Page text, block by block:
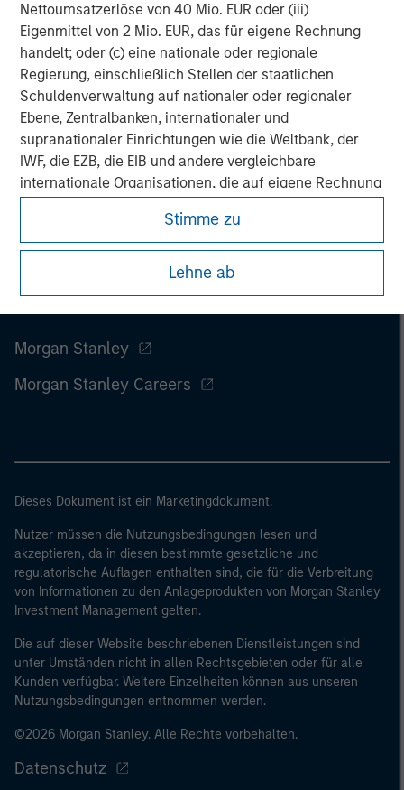
Nettoumsatzerlöse von 40 Mio. EUR oder (iii)
Eigenmittel von 2 Mio. EUR, das für eigene Rechnung
handelt; oder (c) eine nationale oder regionale
Regierung, einschließlich Stellen der staatlichen
Schuldenverwaltung auf nationaler oder regionaler
Ebene, Zentralbanken, internationaler und
supranationaler Einrichtungen wie die Weltbank, der
IWF, die EZB, die EIB und andere vergleichbare
internationale Organisationen, die auf eigene Rechnung
Bitte beachten Sie, dass die Definition eines
professionellen Anlegers von der Definition der
Stimme zu
Lehne ab
Morgan Stanley
Morgan Stanley Careers
Dieses Dokument ist ein Marketingdokument.
Nutzer müssen die Nutzungsbedingungen lesen und
akzeptieren, da in diesen bestimmte gesetzliche und
regulatorische Auflagen enthalten sind, die für die Verbreitung
von Informationen zu den Anlageprodukten von Morgan Stanley
Investment Management gelten.
Die auf dieser Website beschriebenen Dienstleistungen sind
unter Umständen nicht in allen Rechtsgebieten oder für alle
Kunden verfügbar. Weitere Einzelheiten können aus unseren
Nutzungsbedingungen entnommen werden.
©2026 Morgan Stanley. Alle Rechte vorbehalten.
Datenschutz